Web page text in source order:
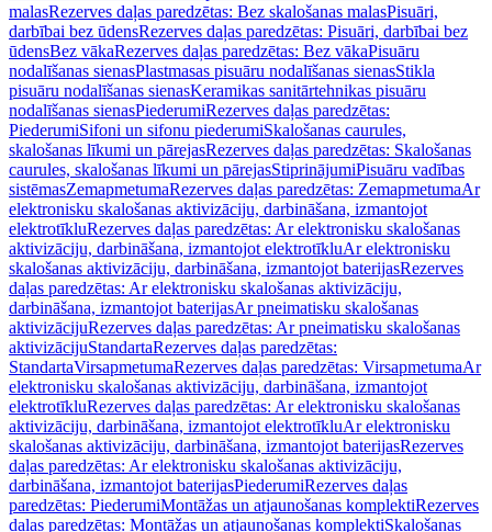
malasRezerves daļas paredzētas: Bez skalošanas malasPisuāri,
darbībai bez ūdensRezerves daļas paredzētas: Pisuāri, darbībai bez
ūdensBez vākaRezerves daļas paredzētas: Bez vākaPisuāru
nodalīšanas sienasPlastmasas pisuāru nodalīšanas sienasStikla
pisuāru nodalīšanas sienasKeramikas sanitārtehnikas pisuāru
nodalīšanas sienasPiederumiRezerves daļas paredzētas:
PiederumiSifoni un sifonu piederumiSkalošanas caurules,
skalošanas līkumi un pārejasRezerves daļas paredzētas: Skalošanas
caurules, skalošanas līkumi un pārejasStiprinājumiPisuāru vadības
sistēmasZemapmetumaRezerves daļas paredzētas: ZemapmetumaAr
elektronisku skalošanas aktivizāciju, darbināšana, izmantojot
elektrotīkluRezerves daļas paredzētas: Ar elektronisku skalošanas
aktivizāciju, darbināšana, izmantojot elektrotīkluAr elektronisku
skalošanas aktivizāciju, darbināšana, izmantojot baterijasRezerves
daļas paredzētas: Ar elektronisku skalošanas aktivizāciju,
darbināšana, izmantojot baterijasAr pneimatisku skalošanas
aktivizācijuRezerves daļas paredzētas: Ar pneimatisku skalošanas
aktivizācijuStandartaRezerves daļas paredzētas:
StandartaVirsapmetumaRezerves daļas paredzētas: VirsapmetumaAr
elektronisku skalošanas aktivizāciju, darbināšana, izmantojot
elektrotīkluRezerves daļas paredzētas: Ar elektronisku skalošanas
aktivizāciju, darbināšana, izmantojot elektrotīkluAr elektronisku
skalošanas aktivizāciju, darbināšana, izmantojot baterijasRezerves
daļas paredzētas: Ar elektronisku skalošanas aktivizāciju,
darbināšana, izmantojot baterijasPiederumiRezerves daļas
paredzētas: PiederumiMontāžas un atjaunošanas komplektiRezerves
daļas paredzētas: Montāžas un atjaunošanas komplektiSkalošanas